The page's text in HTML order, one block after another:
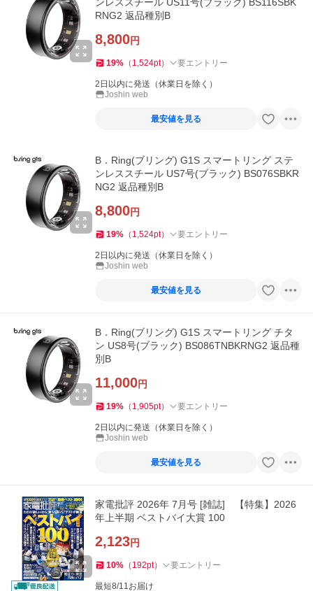
RNG2 返品種別B
8,800円
19% （ 1,524pt） 要エントリー
2日以内に発送（休業日を除く）
Joshin web
最安値を見る
B．Ring(ブリング) G1S スマートリング ステ
ンレススチール US7号(ブラック) BS076SBKR
NG2 返品種別B
8,800円
19% （ 1,524pt） 要エントリー
2日以内に発送（休業日を除く）
Joshin web
最安値を見る
B．Ring(ブリング) G1S スマートリング チタ
ン US8号(ブラック) BS086TNBKRNG2 返品種
別B
11,000円
19% （ 1,905pt） 要エントリー
2日以内に発送（休業日を除く）
Joshin web
最安値を見る
家電批評 2026年 7月号 [雑誌] 【特集】2026
年上半期 ベストバイ大賞 100
2,123円
10% （ 192pt） 要エントリー
最短8/11お届け